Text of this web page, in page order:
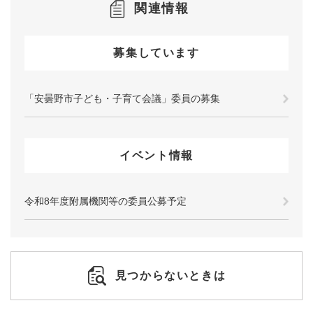
関連情報
募集しています
「安曇野市子ども・子育て会議」委員の募集
イベント情報
令和8年度附属機関等の委員公募予定
見つからないときは